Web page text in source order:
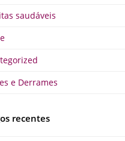
saudáveis
e Derrames
recentes